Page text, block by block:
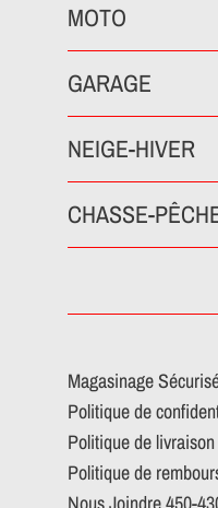
MOTO
GARAGE
NEIGE-HIVER
CHASSE-
Magasinage
Politique de
Politique de livraison
Politique de